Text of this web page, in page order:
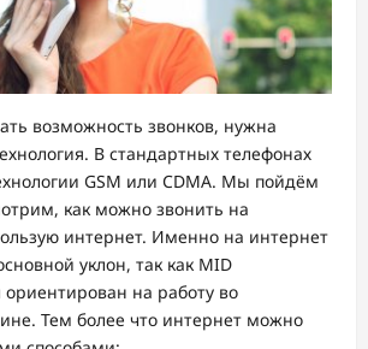
возможность звонков, нужна
В стандартных телефонах
GSM или CDMA. Мы пойдём
как можно звонить на
интернет. Именно на интернет
уклон, так как MID
на работу во
Тем более что интернет можно